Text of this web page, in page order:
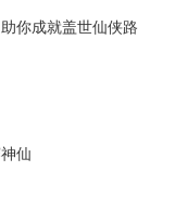
你成就盖世仙侠路
仙